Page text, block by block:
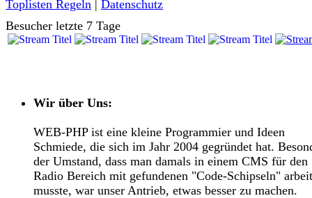
Toplisten Regeln | Datenschutz
Besucher letzte 7 Tage
Wir über Uns:
WEB-PHP ist eine kleine Programmier und Ideen
Schmiede, die sich im Jahr 2004 gegründet hat.
der Umstand, dass man damals in einem CMS für den
Radio Bereich mit gefundenen "Code-Schipseln"
musste, war unser Antrieb, etwas besser zu machen.